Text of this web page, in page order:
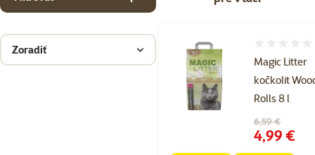
Zoradiť
Magic Litter
kočkolit
Rolls 8 l
Pôvodná cena
6,59 €
Cena
4,99 €